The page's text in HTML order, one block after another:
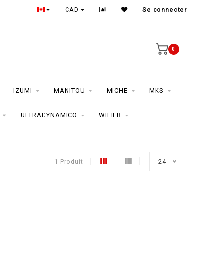
CAD Se connecter
0
IZUMI MANITOU MICHE MKS
ULTRADYNAMICO WILIER
1 Produit 24